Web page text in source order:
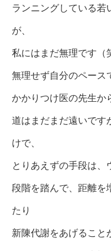
ランニングしている若
が、
私にはまだ無理です（
無理せず自分のペース
かかりつけ医の先生か
道はまだまだ遠いです
けで、
とりあえずの手段は、
段階を踏んで、距離を
たり
新陳代謝をあげること